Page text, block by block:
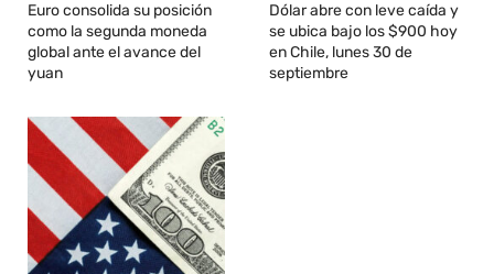
Euro consolida su posición
como la segunda moneda
global ante el avance del
yuan
Dólar abre con leve caída y
se ubica bajo los $900 hoy
en Chile, lunes 30 de
septiembre